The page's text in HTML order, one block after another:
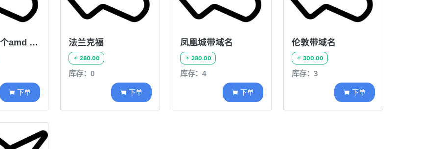
新加坡-带2个amd 50M
 下单
法兰克福
 280.00
库存：0
 下单
凤凰城带域名
 280.00
库存：4
 下单
伦敦带域名
 300.00
库存：3
 下单